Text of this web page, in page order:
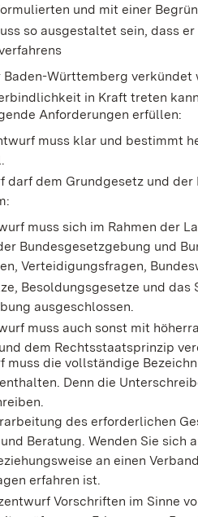
und mit einer
so ausgestaltet sein, dass
Württemberg verkündet
in Kraft treten kann.
Anforderungen erfüllen:
muss klar und bestimmt
darf dem Grundgesetz und
muss sich im Rahmen der
Bundesgesetzgebung und
Verteidigungsfragen,
Besoldungsgesetze und
ausgeschlossen.
muss auch sonst mit
dem Rechtsstaatsprinzip
muss die vollständige
Denn die
des erforderlichen
Beratung. Wenden Sie sich
an einen
erfahren ist.
Vorschriften im Sinne